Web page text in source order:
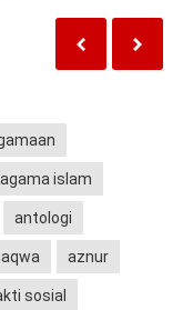
agama islam
antologi
aznur
sosial